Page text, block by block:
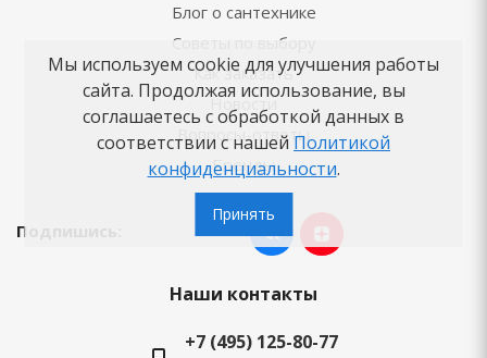
Блог о сантехнике
Советы по выбору
Как заказать
Новости
Вопросы-ответы
Бренды
Подпишись:
Наши контакты
+7 (495) 125-80-77
Мы используем cookie для улучшения работы
сайта. Продолжая использование, вы
соглашаетесь с обработкой данных в
соответствии с нашей Политикой
конфиденциальности.
Принять